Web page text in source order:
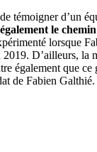
témoigner d’un
le
lorsque
D’ailleurs, la
également que ce
de Fabien Galthié.